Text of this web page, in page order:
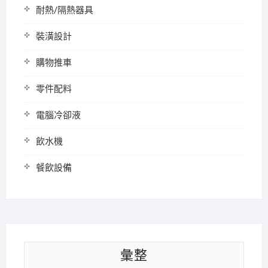
耐熱/隔熱器具
裝潢設計
購物推車
零件配料
電腦冷卻液
飲水機
餐飲設備
彙整